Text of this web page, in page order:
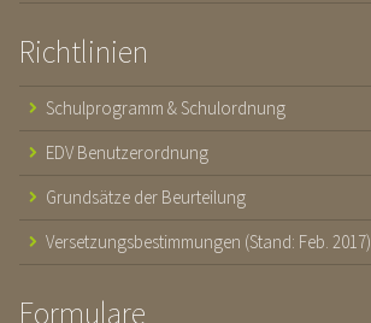
Richtlinien
Schulprogramm & Schulordnung
EDV Benutzerordnung
Grundsätze der Beurteilung
Versetzungsbestimmungen (Stand: Feb. 2017)
Formulare